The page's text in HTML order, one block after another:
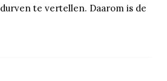
te vertellen. Daarom is de